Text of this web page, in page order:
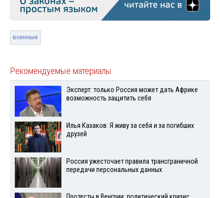
военные
Рекомендуемые материалы
Эксперт: только Россия может дать Африке
возможность защитить себя
Илья Казаков: Я живу за себя и за погибших
друзей
Россия ужесточает правила трансграничной
передачи персональных данных